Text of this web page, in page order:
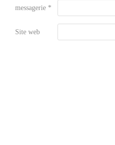
messagerie *
Site web